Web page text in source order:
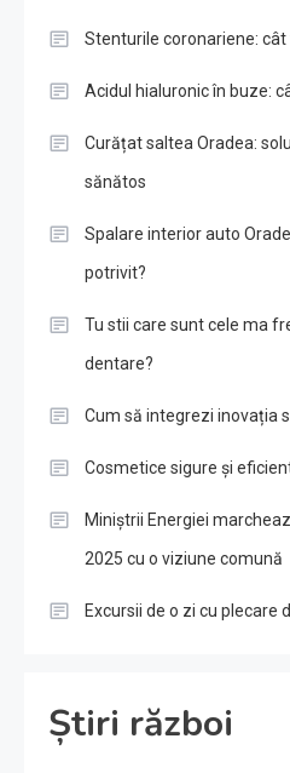
Stenturile coronariene:
Acidul hialuronic în buze:
Curățat saltea Oradea:
sănătos
Spalare interior auto
potrivit?
Tu stii care sunt cele ma
dentare?
Cum să integrezi inovația
Cosmetice sigure și
Miniștrii Energiei
2025 cu o viziune comună
Excursii de o zi cu plecare
Știri război